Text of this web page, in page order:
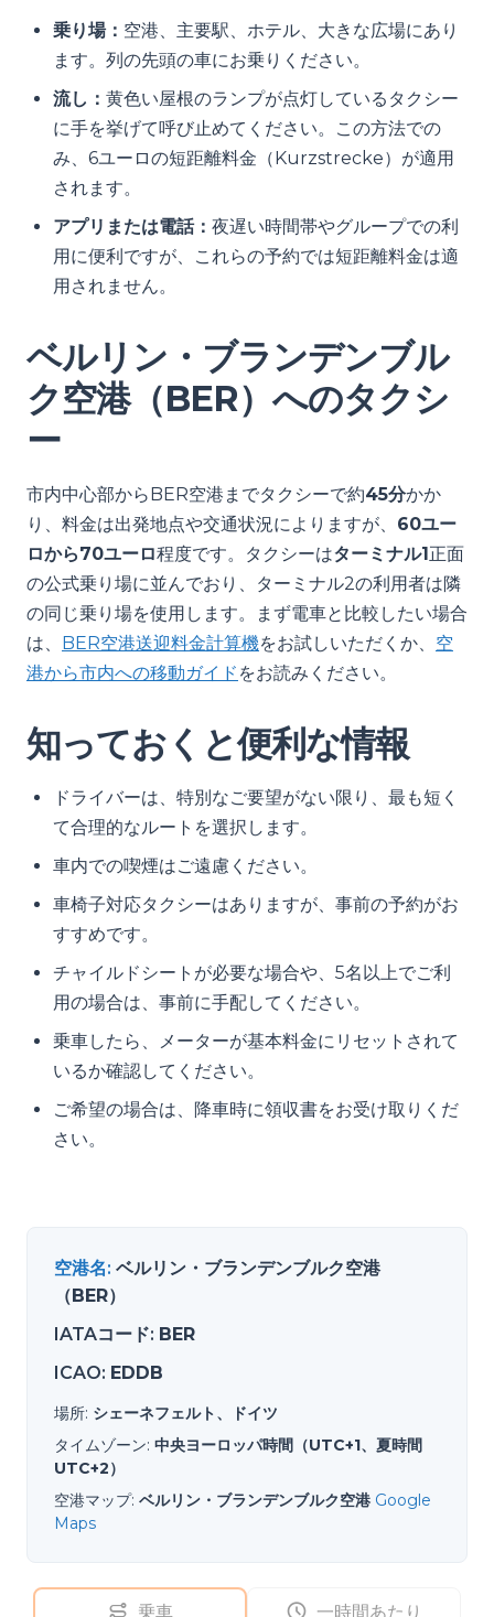
乗り場： 空港、主要駅、ホテル、大きな広場にあり
ます。列の先頭の車にお乗りください。
流し： 黄色い屋根のランプが点灯しているタクシー
に手を挙げて呼び止めてください。この方法での
み、6ユーロの短距離料金（Kurzstrecke）が適用
されます。
アプリまたは電話： 夜遅い時間帯やグループでの利
用に便利ですが、これらの予約では短距離料金は適
用されません。
ベルリン・ブランデンブル
ク空港（BER）へのタクシ
ー
市内中心部からBER空港までタクシーで約45分かか
り、料金は出発地点や交通状況によりますが、 60ユー
ロから70ユーロ程度です。タクシーはターミナル1正面
の公式乗り場に並んでおり、ターミナル2の利用者は隣
の同じ乗り場を使用します。まず電車と比較したい場合
は、 BER空港送迎料金計算機をお試しいただくか、 空
港から市内への移動ガイド をお読みください。
知っておくと便利な情報
ドライバーは、特別なご要望がない限り、最も短く
て合理的なルートを選択します。
車内での喫煙はご遠慮ください。
車椅子対応タクシーはありますが、事前の予約がお
すすめです。
チャイルドシートが必要な場合や、5名以上でご利
用の場合は、事前に手配してください。
乗車したら、メーターが基本料金にリセットされて
いるか確認してください。
ご希望の場合は、降車時に領収書をお受け取りくだ
さい。
空港名: ベルリン・ブランデンブルク空港
（BER）
IATAコード: BER
ICAO: EDDB
場所: シェーネフェルト、ドイツ
タイムゾーン: 中央ヨーロッパ時間（UTC+1、夏時間
UTC+2）
空港マップ: ベルリン・ブランデンブルク空港 Google
Maps